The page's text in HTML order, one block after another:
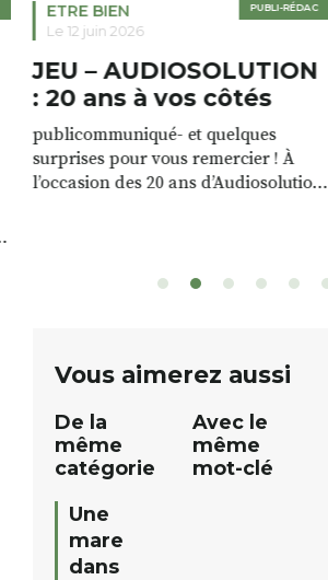
PUBLI-RÉDAC
ETRE BIEN
Le 12 juin 2026
JEU – AUDIOSOLUTION
: 20 ans à vos côtés
publicommuniqué- et quelques
surprises pour vous remercier ! À
l’occasion des 20 ans d’Audiosolution,
sont à gagner, sélectionnés auprès
12h à […]
Vous aimerez aussi
De la
même
catégorie
Une
mare
dans
Avec le
même
mot-clé